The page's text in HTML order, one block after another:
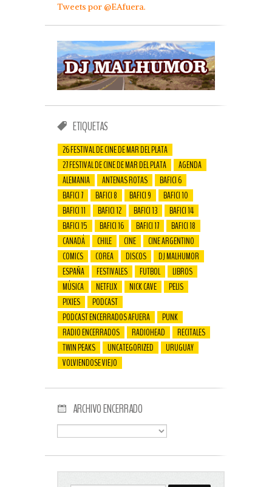
Tweets por @EAfuera.
ETIQUETAS
26 FESTIVAL DE CINE DE MAR DEL PLATA
27 FESTIVAL DE CINE DE MAR DEL PLATA
AGENDA
ALEMANIA
ANTENAS ROTAS
BAFICI 6
BAFICI 7
BAFICI 8 BAFICI 9
BAFICI 10
BAFICI 11
BAFICI 12 BAFICI 13
BAFICI 14
BAFICI 15
BAFICI 16 BAFICI 17
BAFICI 18
CANADÁ
CHILE CINE
CINE ARGENTINO
COMICS
COREA DISCOS
DJ MALHUMOR
ESPAÑA
FESTIVALES FUTBOL
LIBROS
MÚSICA
NETFLIX NICK CAVE
PELIS
PIXIES
PODCAST
PODCAST ENCERRADOS AFUERA
PUNK
RADIO ENCERRADOS
RADIOHEAD
RECITALES
TWIN PEAKS
UNCATEGORIZED
URUGUAY
VOLVIENDOSE VIEJO
ARCHIVO ENCERRADO